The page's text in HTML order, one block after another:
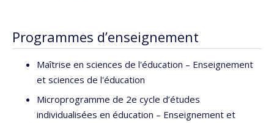
Programmes d’enseignement
Maîtrise en sciences de l'éducation – Enseignement
et sciences de l'éducation
Microprogramme de 2e cycle d’études
individualisées en éducation – Enseignement et